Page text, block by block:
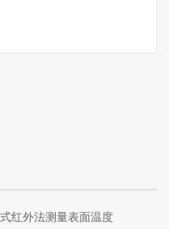
红外法测量表面温度